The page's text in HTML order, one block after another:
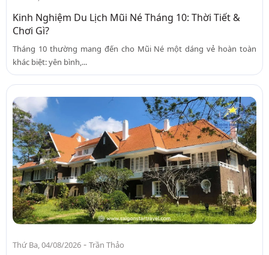
Kinh Nghiệm Du Lịch Mũi Né Tháng 10: Thời Tiết &
Chơi Gì?
Tháng 10 thường mang đến cho Mũi Né một dáng vẻ hoàn toàn
khác biệt: yên bình,...
Thứ Ba, 04/08/2026 - Trần Thảo